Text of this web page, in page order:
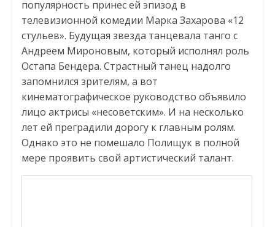
популярность принес ей эпизод в
телевизионной комедии Марка Захарова «12
стульев». Будущая звезда танцевала танго с
Андреем Мироновым, который исполнял роль
Остапа Бендера. Страстный танец надолго
запомнился зрителям, а вот
кинематографическое руководство объявило
лицо актрисы «несоветским». И на несколько
лет ей преградили дорогу к главным ролям.
Однако это не помешало Полищук в полной
мере проявить свой артистический талант.